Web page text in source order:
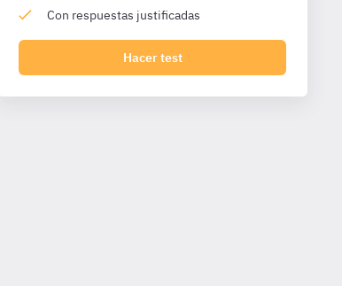
Con respuestas justificadas
Hacer test